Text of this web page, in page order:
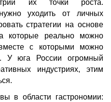
их точки роста.
уходить от личных
стратегии на основе
которые реально можно
с которыми можно
У юга России огромный
индустриях, этим
в области гастрономии: